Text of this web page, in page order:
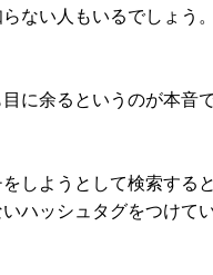
ない人もいるでしょう。
に余るというのが本音で
しようとして検索すると
ハッシュタグをつけて